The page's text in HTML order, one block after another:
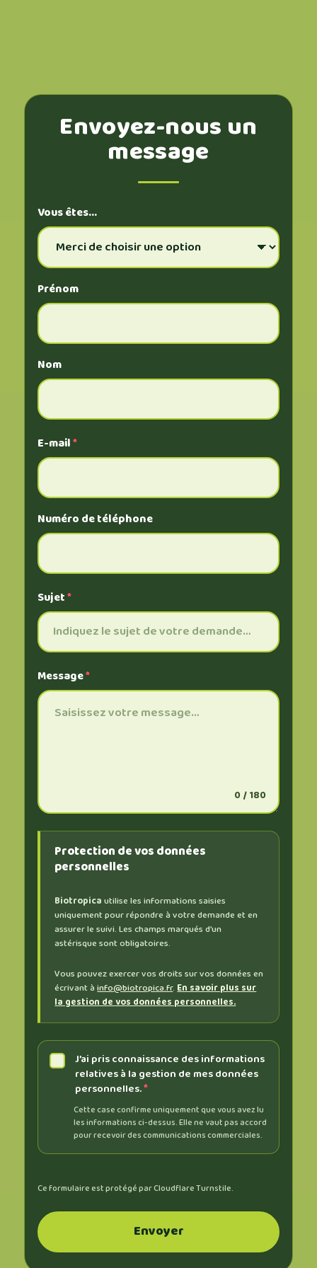
Envoyez-nous un
message
Vous êtes…
Prénom
Nom
E-mail*
Numéro de téléphone
Sujet*
Message*
0 / 180
Protection de vos données
personnelles
Biotropicautilise les informations saisies
uniquement pour répondre à votre demande et en
assurer le suivi. Les champs marqués d’un
astérisque sont obligatoires.
Vous pouvez exercer vos droits sur vos données en
écrivant àinfo@biotropica.fr.En savoir plus sur
la gestion de vos données personnelles.
J’ai pris connaissance des informations
relatives à la gestion de mes données
personnelles.*
Cette case confirme uniquement que vous avez lu
les informations ci-dessus. Elle ne vaut pas accord
pour recevoir des communications commerciales.
Ce formulaire est protégé par Cloudflare Turnstile.
Envoyer